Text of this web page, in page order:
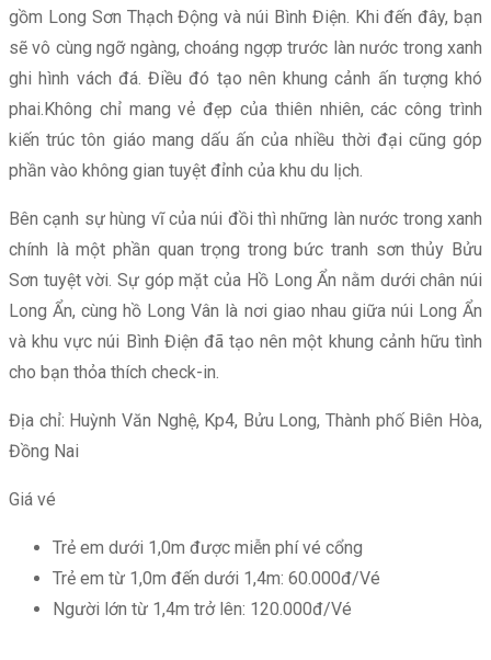
gồm Long Sơn Thạch Động và núi Bình Điện. Khi đến đây, bạn
sẽ vô cùng ngỡ ngàng, choáng ngợp trước làn nước trong xanh
ghi hình vách đá. Điều đó tạo nên khung cảnh ấn tượng khó
phai.Không chỉ mang vẻ đẹp của thiên nhiên, các công trình
kiến trúc tôn giáo mang dấu ấn của nhiều thời đại cũng góp
phần vào không gian tuyệt đỉnh của khu du lịch.
Bên cạnh sự hùng vĩ của núi đồi thì những làn nước trong xanh
chính là một phần quan trọng trong bức tranh sơn thủy Bửu
Sơn tuyệt vời. Sự góp mặt của Hồ Long Ẩn nằm dưới chân núi
Long Ẩn, cùng hồ Long Vân là nơi giao nhau giữa núi Long Ẩn
và khu vực núi Bình Điện đã tạo nên một khung cảnh hữu tình
cho bạn thỏa thích check-in.
Địa chỉ: Huỳnh Văn Nghệ, Kp4, Bửu Long, Thành phố Biên Hòa,
Đồng Nai
Giá vé
Trẻ em dưới 1,0m được miễn phí vé cổng
Trẻ em từ 1,0m đến dưới 1,4m: 60.000đ/Vé
Người lớn từ 1,4m trở lên: 120.000đ/Vé